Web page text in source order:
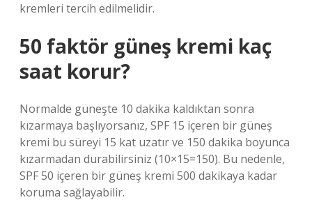
kremleri tercih edilmelidir.
50 faktör güneş kremi kaç
saat korur?
Normalde güneşte 10 dakika kaldıktan sonra
kızarmaya başlıyorsanız, SPF 15 içeren bir güneş
kremi bu süreyi 15 kat uzatır ve 150 dakika boyunca
kızarmadan durabilirsiniz (10×15=150). Bu nedenle,
SPF 50 içeren bir güneş kremi 500 dakikaya kadar
koruma sağlayabilir.